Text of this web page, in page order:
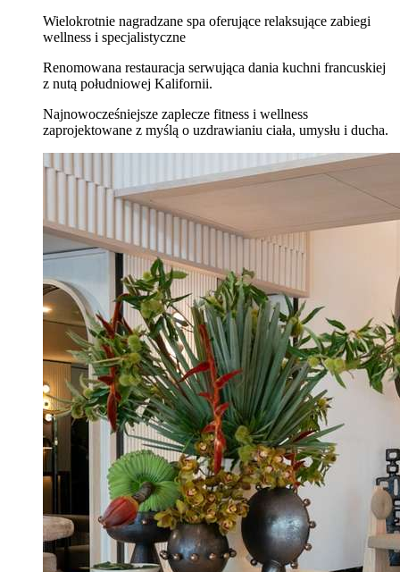
Wielokrotnie nagradzane spa oferujące relaksujące zabiegi
wellness i specjalistyczne
Renomowana restauracja serwująca dania kuchni francuskiej
z nutą południowej Kalifornii.
Najnowocześniejsze zaplecze fitness i wellness
zaprojektowane z myślą o uzdrawianiu ciała, umysłu i ducha.